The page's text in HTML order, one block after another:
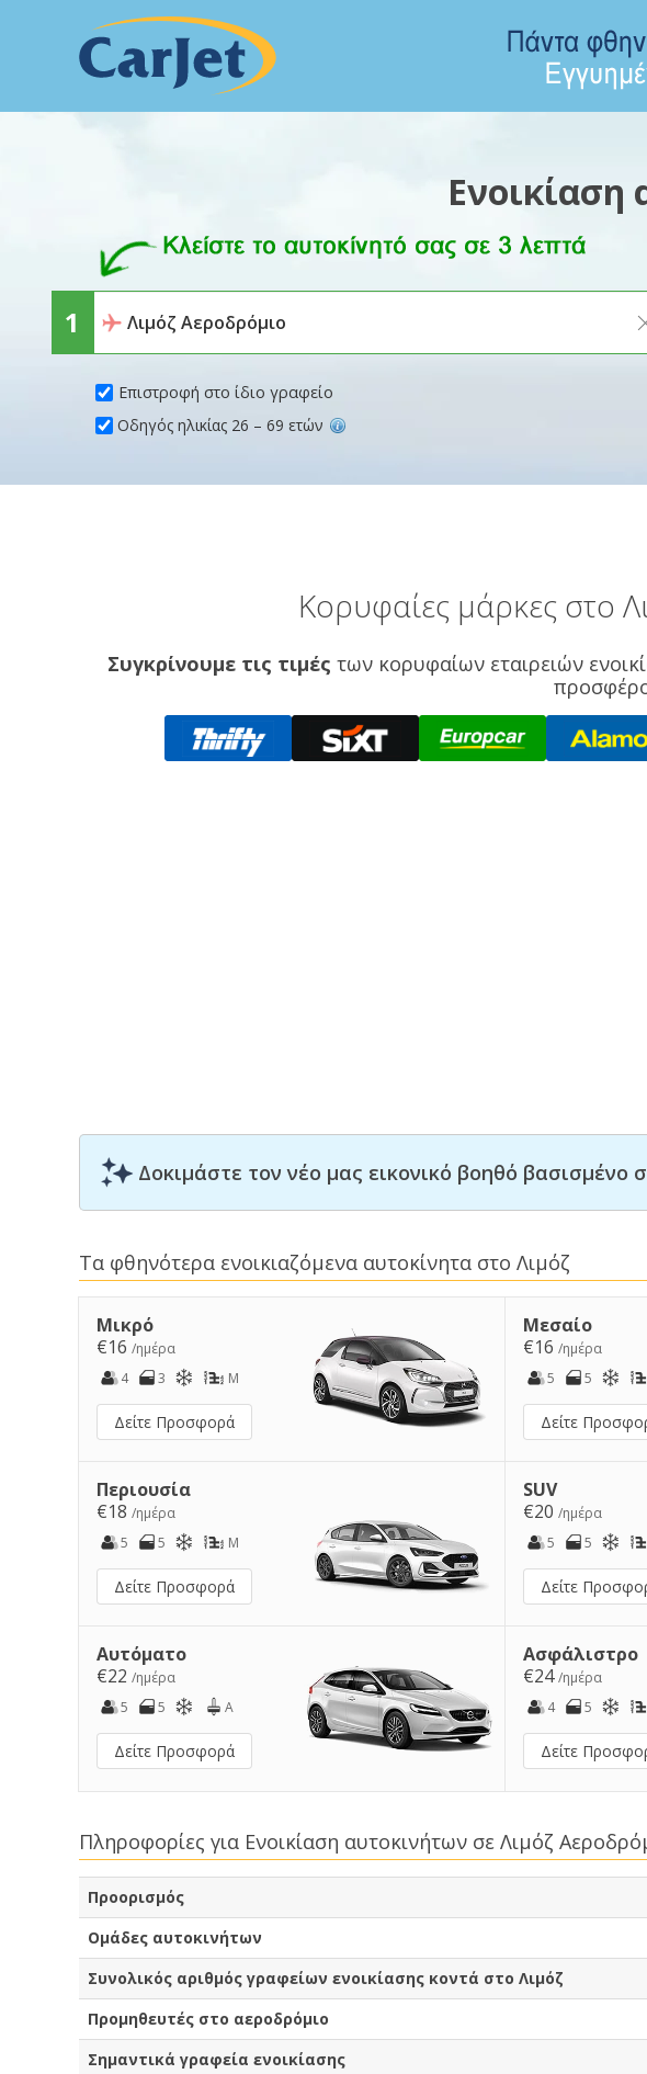
Ενοικίαση
Επιστροφή στο ίδιο γραφείο
Οδηγός ηλικίας 26 – 69 ετών
Κορυφαίες μάρκες στο
Συγκρίνουμε τις τιμές των κορυφαίων εταιρειών
Δοκιμάστε τον νέο μας εικονικό βοηθό βασισμένο
Τα φθηνότερα ενοικιαζόμενα αυτοκίνητα στο Λιμόζ
Μικρό
€16 /ημέρα
4
3 M
Δείτε Προσφορά
Μεσαίο
€16/ημέρα
5
5
Δείτε
Περιουσία
€18 /ημέρα
5
5 M
Δείτε Προσφορά
SUV
€20/ημέρα
5
5
Δείτε
Αυτόματο
€22 /ημέρα
5
5 A
Δείτε Προσφορά
Ασφάλιστρο
€24/ημέρα
4
5
Δείτε
Πληροφορίες για Ενοικίαση αυτοκινήτων σε Λιμόζ
Προορισμός
Ομάδες αυτοκινήτων
Συνολικός αριθμός γραφείων ενοικίασης κοντά στο Λιμόζ
Προμηθευτές στο αεροδρόμιο
Σημαντικά γραφεία ενοικίασης